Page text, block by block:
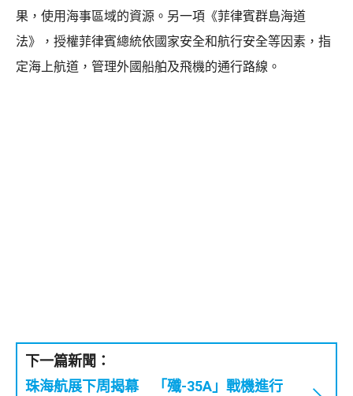
果，使用海事區域的資源。另一項《菲律賓群島海道
法》，授權菲律賓總統依國家安全和航行安全等因素，指
定海上航道，管理外國船舶及飛機的通行路線。
下一篇新聞：
珠海航展下周揭幕 「殲-35A」戰機進行